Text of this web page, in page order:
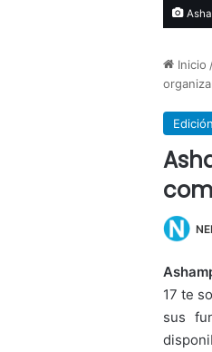
Inicio
Edición
17 te
sus